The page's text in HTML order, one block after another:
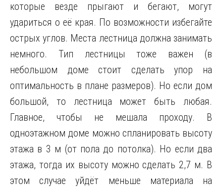
которые везде прыгают и бегают, могут
удариться о её края. По возможности избегайте
острых углов. Места лестница должна занимать
немного. Тип лестницы тоже важен (в
небольшом доме стоит сделать упор на
оптимальность в плане размеров). Но если дом
большой, то лестница может быть любая.
Главное, чтобы не мешала проходу. В
одноэтажном доме можно спланировать высоту
этажа в 3 м (от пола до потолка). Но если два
этажа, тогда их высоту можно сделать 2,7 м. В
этом случае уйдёт меньше материала на